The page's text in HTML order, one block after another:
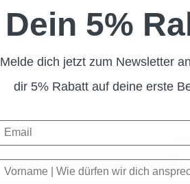
Du
Die
Dein 5%
Melde dich jetzt zum Newsletter
dir 5% Rabatt auf deine erste